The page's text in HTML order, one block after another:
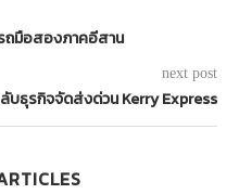
ถมือสองภาคอีสาน
next post
บธุรกิจจัดส่งด่วน Kerry Express